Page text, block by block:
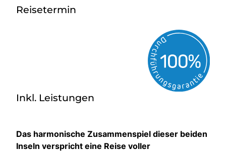
Reisetermin
Inkl. Leistungen
Das harmonische Zusammenspiel dieser beiden
Inseln verspricht eine Reise voller